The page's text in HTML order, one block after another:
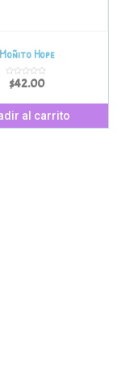
Moñito Hope
V
o
a
$42.00
al carrito